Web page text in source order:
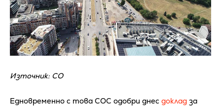
Източник: СО
Едновременно с това СОС одобри днес доклад за